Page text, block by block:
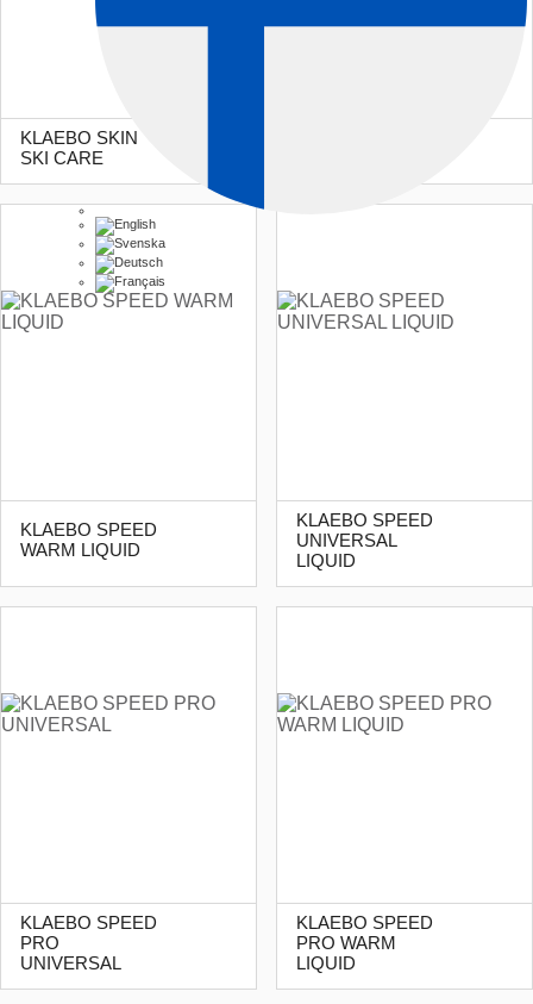
KLAEBO SKIN
SKI CARE
KLAEBO SPEED
WARM LIQUID
KLAEBO SPEED
UNIVERSAL
LIQUID
KLAEBO SPEED
PRO
UNIVERSAL
KLAEBO SPEED
PRO WARM
LIQUID